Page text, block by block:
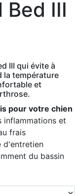
III
III qui évite à
la température
et
pour votre chien
inflammations et
frais
d'entretien
du bassin